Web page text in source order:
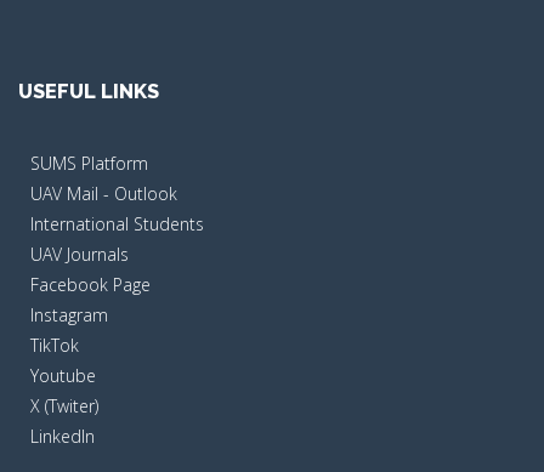
USEFUL LINKS
SUMS Platform
UAV Mail - Outlook
International Students
UAV Journals
Facebook Page
Instagram
TikTok
Youtube
X (Twiter)
LinkedIn